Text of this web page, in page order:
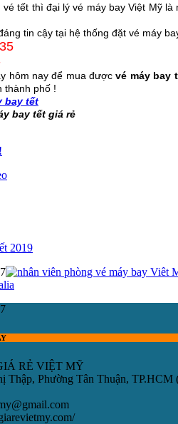
tết thì đại lý vé máy bay Việt Mỹ
tin cậy tại hệ thống đặt vé máy
hôm nay để mua đượcvé máy bay
thành phố !
bay tết
bay tết giá rẻ
RẺ VIỆT MỸ
Thập, Phường Tân Thuận, TP.HCM